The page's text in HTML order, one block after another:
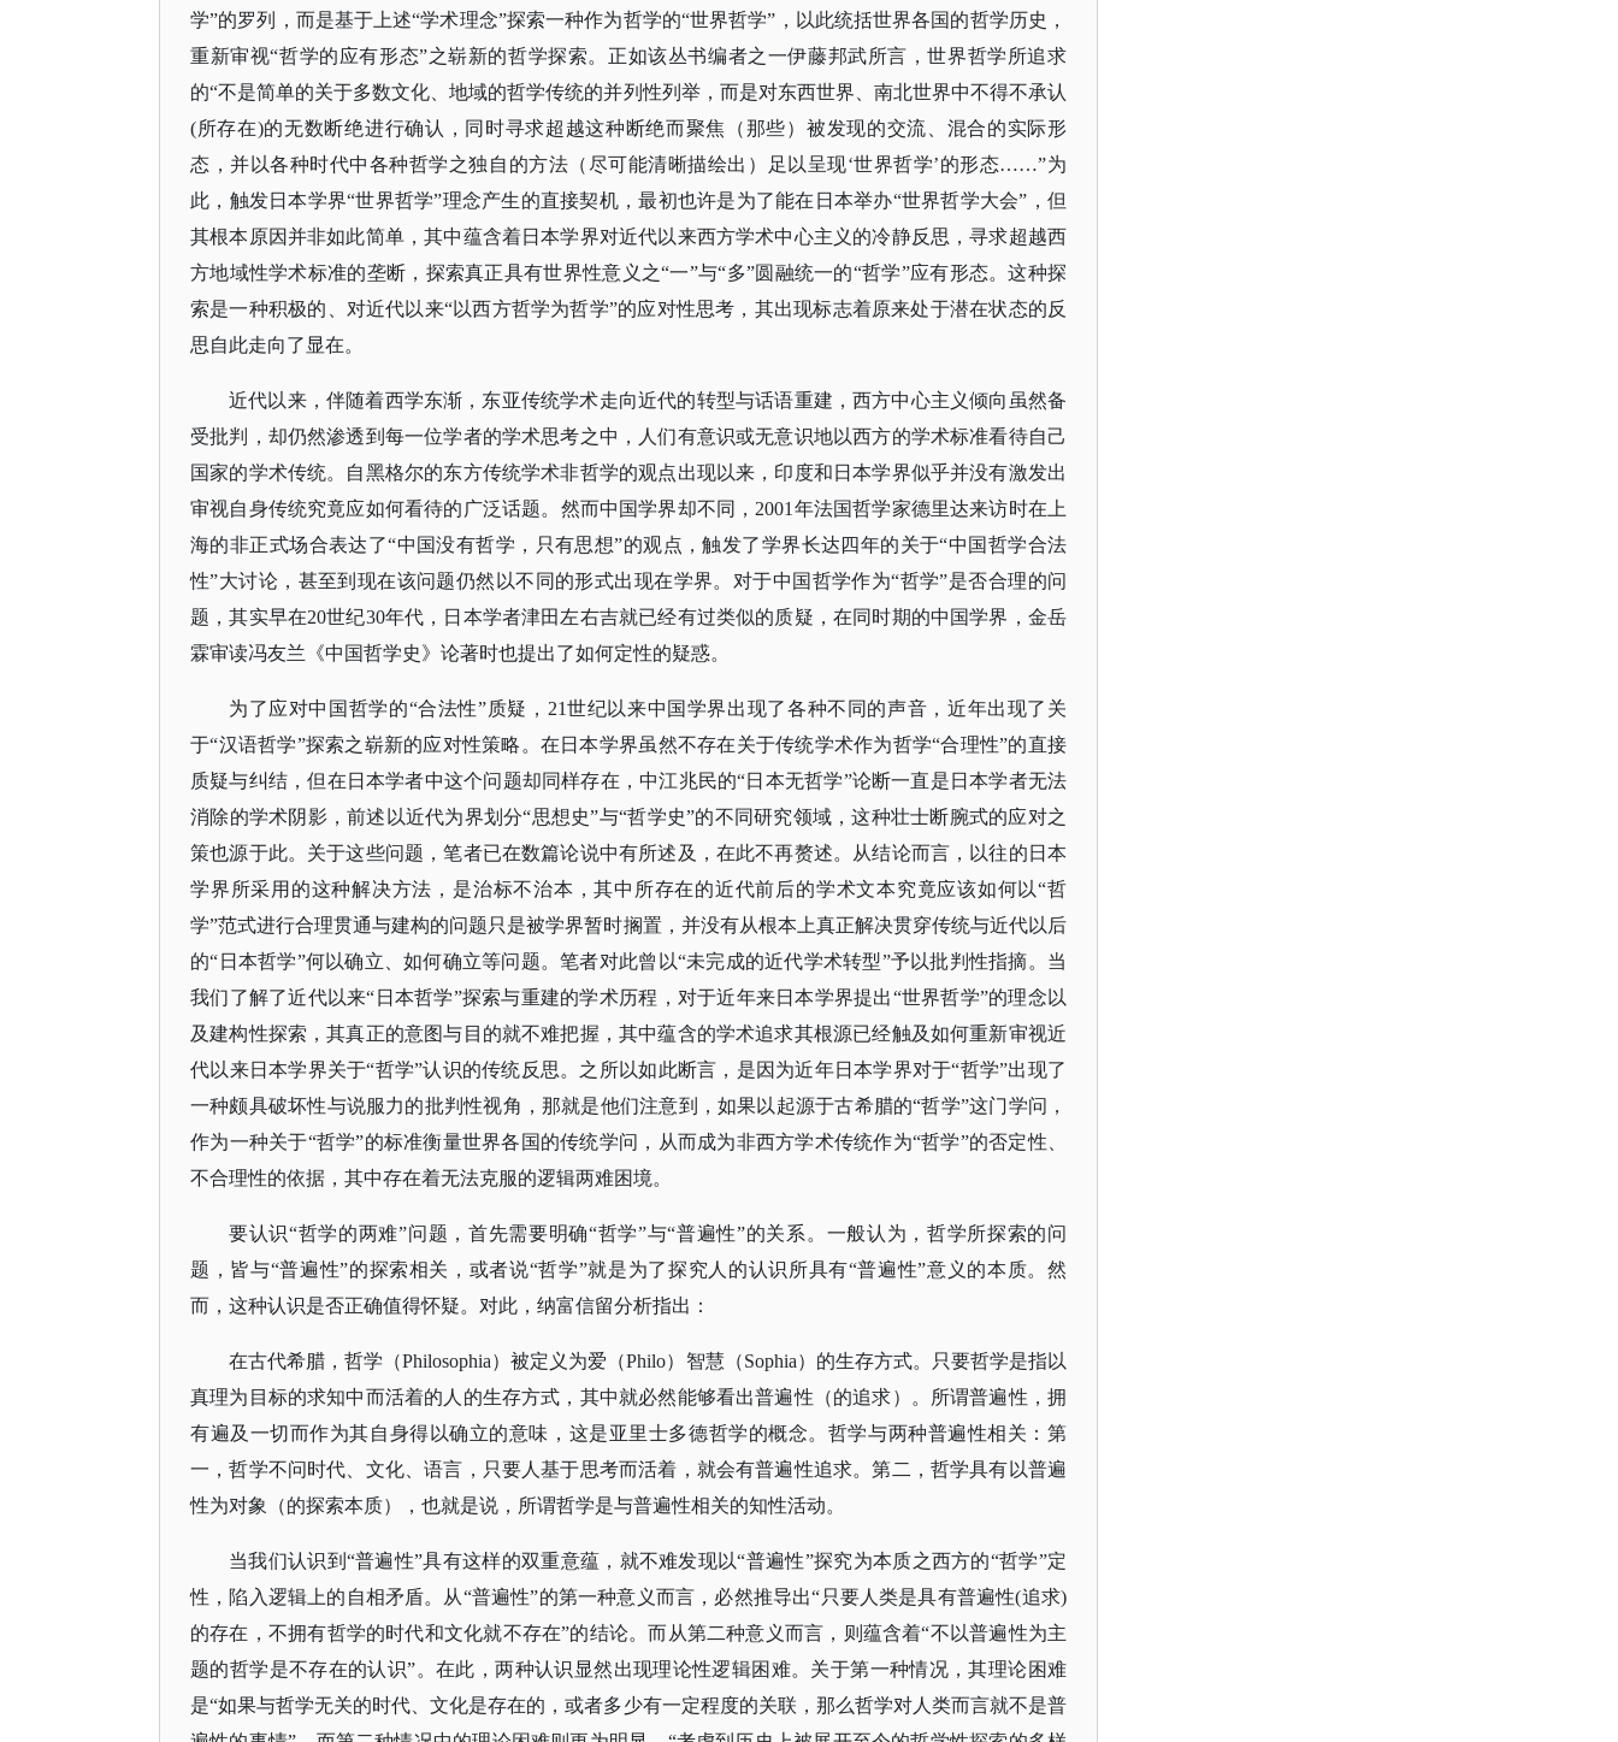
学”的罗列，而是基于上述“学术理念”探索一种作为哲学的“世界哲学”，以此统括世界各国的哲学历史，
重新审视“哲学的应有形态”之崭新的哲学探索。正如该丛书编者之一伊藤邦武所言，世界哲学所追求
的“不是简单的关于多数文化、地域的哲学传统的并列性列举，而是对东西世界、南北世界中不得不承认
(所存在)的无数断绝进行确认，同时寻求超越这种断绝而聚焦（那些）被发现的交流、混合的实际形
态，并以各种时代中各种哲学之独自的方法（尽可能清晰描绘出）足以呈现‘世界哲学’的形态……”为
此，触发日本学界“世界哲学”理念产生的直接契机，最初也许是为了能在日本举办“世界哲学大会”，但
其根本原因并非如此简单，其中蕴含着日本学界对近代以来西方学术中心主义的冷静反思，寻求超越西
方地域性学术标准的垄断，探索真正具有世界性意义之“一”与“多”圆融统一的“哲学”应有形态。这种探
索是一种积极的、对近代以来“以西方哲学为哲学”的应对性思考，其出现标志着原来处于潜在状态的反
思自此走向了显在。
近代以来，伴随着西学东渐，东亚传统学术走向近代的转型与话语重建，西方中心主义倾向虽然备
受批判，却仍然渗透到每一位学者的学术思考之中，人们有意识或无意识地以西方的学术标准看待自己
国家的学术传统。自黑格尔的东方传统学术非哲学的观点出现以来，印度和日本学界似乎并没有激发出
审视自身传统究竟应如何看待的广泛话题。然而中国学界却不同， 2001年法国哲学家德里达来访时在上
海的非正式场合表达了“中国没有哲学，只有思想”的观点，触发了学界长达四年的关于“中国哲学合法
性”大讨论，甚至到现在该问题仍然以不同的形式出现在学界。对于中国哲学作为“哲学”是否合理的问
题，其实早在20世纪30年代，日本学者津田左右吉就已经有过类似的质疑，在同时期的中国学界，金岳
霖审读冯友兰《中国哲学史》论著时也提出了如何定性的疑惑。
为了应对中国哲学的“合法性”质疑，21世纪以来中国学界出现了各种不同的声音，近年出现了关
于“汉语哲学”探索之崭新的应对性策略。在日本学界虽然不存在关于传统学术作为哲学“合理性”的直接
质疑与纠结，但在日本学者中这个问题却同样存在，中江兆民的“日本无哲学”论断一直是日本学者无法
消除的学术阴影，前述以近代为界划分“思想史”与“哲学史”的不同研究领域，这种壮士断腕式的应对之
策也源于此。关于这些问题，笔者已在数篇论说中有所述及，在此不再赘述。从结论而言，以往的日本
学界所采用的这种解决方法，是治标不治本，其中所存在的近代前后的学术文本究竟应该如何以“哲
学”范式进行合理贯通与建构的问题只是被学界暂时搁置，并没有从根本上真正解决贯穿传统与近代以后
的“日本哲学”何以确立、如何确立等问题。笔者对此曾以“未完成的近代学术转型”予以批判性指摘。当
我们了解了近代以来“日本哲学”探索与重建的学术历程，对于近年来日本学界提出“世界哲学”的理念以
及建构性探索，其真正的意图与目的就不难把握，其中蕴含的学术追求其根源已经触及如何重新审视近
代以来日本学界关于“哲学”认识的传统反思。之所以如此断言，是因为近年日本学界对于“哲学”出现了
一种颇具破坏性与说服力的批判性视角，那就是他们注意到，如果以起源于古希腊的“哲学”这门学问，
作为一种关于“哲学”的标准衡量世界各国的传统学问，从而成为非西方学术传统作为“哲学”的否定性、
不合理性的依据，其中存在着无法克服的逻辑两难困境。
要认识“哲学的两难”问题，首先需要明确“哲学”与“普遍性”的关系。一般认为，哲学所探索的问
题，皆与“普遍性”的探索相关，或者说“哲学”就是为了探究人的认识所具有“普遍性”意义的本质。然
而，这种认识是否正确值得怀疑。对此，纳富信留分析指出：
在古代希腊，哲学（Philosophia）被定义为爱（Philo）智慧（Sophia）的生存方式。只要哲学是指以
真理为目标的求知中而活着的人的生存方式，其中就必然能够看出普遍性（的追求）。所谓普遍性，拥
有遍及一切而作为其自身得以确立的意味，这是亚里士多德哲学的概念。哲学与两种普遍性相关：第
一，哲学不问时代、文化、语言，只要人基于思考而活着，就会有普遍性追求。第二，哲学具有以普遍
性为对象（的探索本质），也就是说，所谓哲学是与普遍性相关的知性活动。
当我们认识到 “普遍性”具有这样的双重意蕴，就不难发现以“普遍性”探究为本质之西方的“哲学”定
性，陷入逻辑上的自相矛盾。从“普遍性”的第一种意义而言，必然推导出“只要人类是具有普遍性(追求)
的存在，不拥有哲学的时代和文化就不存在”的结论。而从第二种意义而言，则蕴含着“不以普遍性为主
题的哲学是不存在的认识”。在此，两种认识显然出现理论性逻辑困难。关于第一种情况，其理论困难
是“如果与哲学无关的时代、文化是存在的，或者多少有一定程度的关联，那么哲学对人类而言就不是普